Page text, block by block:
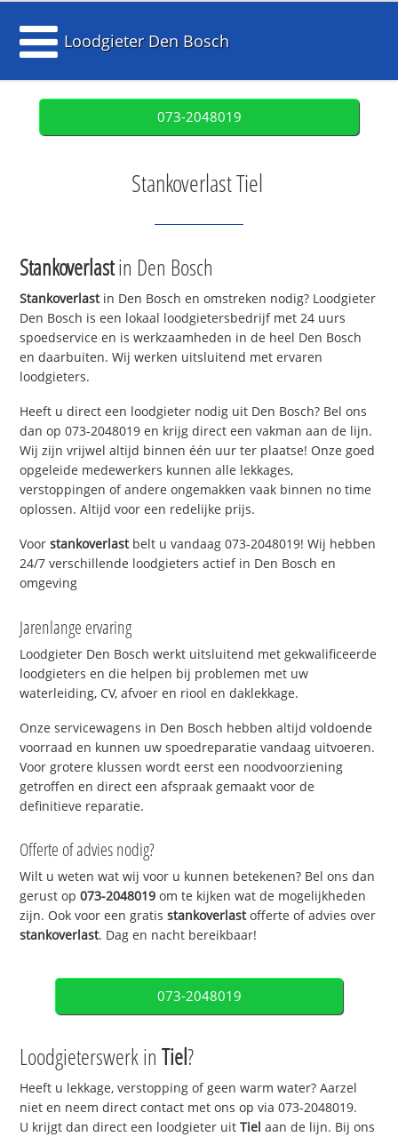
Loodgieter Den Bosch
073-2048019
Stankoverlast Tiel
Stankoverlastin Den Bosch
Stankoverlastin Den Bosch en omstreken nodig? Loodgieter
Den Bosch is een lokaal loodgietersbedrijf met 24 uurs
spoedservice en is werkzaamheden in de heel Den Bosch
en daarbuiten. Wij werken uitsluitend met ervaren
loodgieters.
Heeft u direct een loodgieter nodig uit Den Bosch? Bel ons
dan op 073-2048019 en krijg direct een vakman aan de lijn.
Wij zijn vrijwel altijd binnen één uur ter plaatse! Onze goed
opgeleide medewerkers kunnen alle lekkages,
verstoppingen of andere ongemakken vaak binnen no time
oplossen. Altijd voor een redelijke prijs.
Voorstankoverlastbelt u vandaag 073-2048019! Wij hebben
24/7 verschillende loodgieters actief in Den Bosch en
omgeving
Jarenlange ervaring
Loodgieter Den Bosch werkt uitsluitend met gekwalificeerde
loodgieters en die helpen bij problemen met uw
waterleiding, CV, afvoer en riool en daklekkage.
Onze servicewagens in Den Bosch hebben altijd voldoende
voorraad en kunnen uw spoedreparatie vandaag uitvoeren.
Voor grotere klussen wordt eerst een noodvoorziening
getroffen en direct een afspraak gemaakt voor de
definitieve reparatie.
Offerte of advies nodig?
Wilt u weten wat wij voor u kunnen betekenen? Bel ons dan
gerust op073-2048019 om te kijken wat de mogelijkheden
zijn. Ook voor een gratisstankoverlastofferte of advies over
stankoverlast. Dag en nacht bereikbaar!
073-2048019
Loodgieterswerk inTiel?
Heeft u lekkage, verstopping of geen warm water? Aarzel
niet en neem direct contact met ons op via 073-2048019.
U krijgt dan direct een loodgieter uitTiel aan de lijn. Bij ons